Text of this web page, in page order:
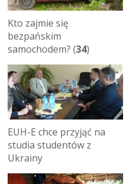
Kto zajmie się
bezpańskim
samochodem? (34)
EUH-E chce przyjąć na
studia studentów z
Ukrainy